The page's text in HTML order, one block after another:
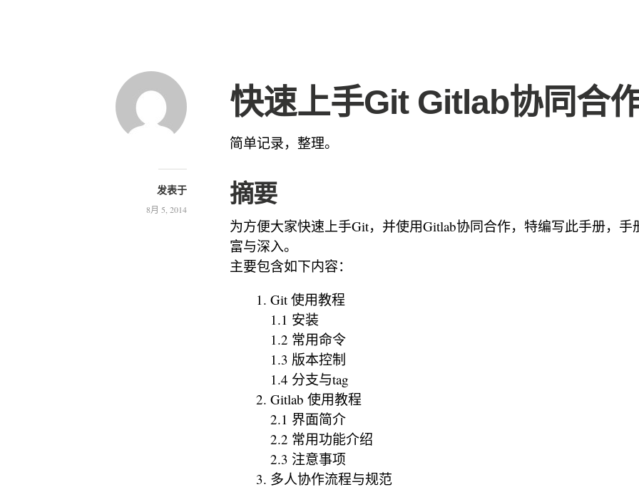
发表于
8月 5, 2014
快速上手Git Gitlab协同合
简单记录，整理。
摘要
为方便大家快速上手Git，并使用Gitlab协同合作，特编写此手册，手
富与深入。
主要包含如下内容：
Git 使用教程
1.1 安装
1.2 常用命令
1.3 版本控制
1.4 分支与tag
Gitlab 使用教程
2.1 界面简介
2.2 常用功能介绍
2.3 注意事项
多人协作流程与规范